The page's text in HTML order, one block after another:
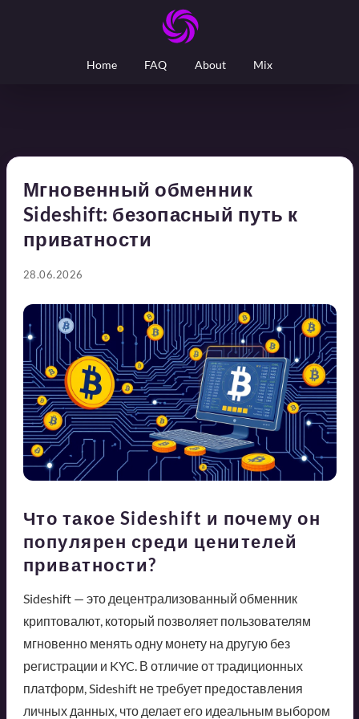
Home FAQ About Mix
Мгновенный обменник
Sideshift: безопасный путь к
приватности
28.06.2026
Что такое Sideshift и почему он
популярен среди ценителей
приватности?
Sideshift — это децентрализованный обменник
криптовалют, который позволяет пользователям
мгновенно менять одну монету на другую без
регистрации и KYC. В отличие от традиционных
платформ, Sideshift не требует предоставления
личных данных, что делает его идеальным выбором